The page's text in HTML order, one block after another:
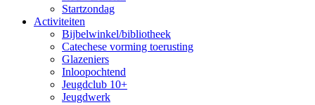
Startzondag
Activiteiten
Bijbelwinkel/bibliotheek
Catechese vorming toerusting
Glazeniers
Inloopochtend
Jeugdclub 10+
Jeugdwerk